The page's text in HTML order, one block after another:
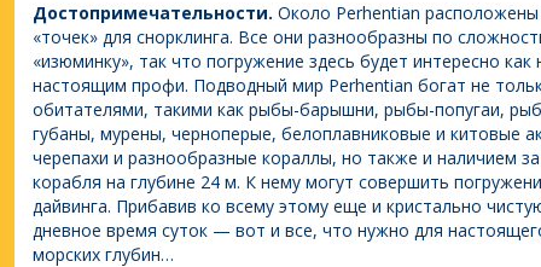
Достопримечательности. Около Perhentian
«точек» для снорклинга. Все они разнообразны по
«изюминку», так что погружение здесь будет интересно
настоящим профи. Подводный мир Perhentian богат не
обитателями, такими как рыбы-барышни, рыбы-попугаи,
губаны, мурены, черноперые, белоплавниковые и китовые
черепахи и разнообразные кораллы, но также и наличием
корабля на глубине 24 м. К нему могут совершить
дайвинга. Прибавив ко всему этому еще и кристально
дневное время суток — вот и все, что нужно для
морских глубин…